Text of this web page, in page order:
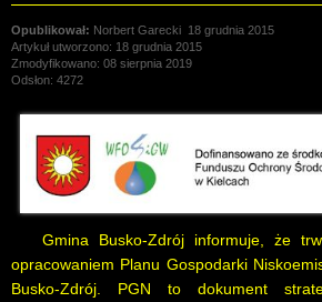
Norbert Garecki 18 grudnia 2015
Artykuł utworzono: 18 grudnia 2015
Zmodyfikowano: 08 sierpnia 2019
Odsłon: 4272
Gmina Busko-Zdrój informuje, że
opracowaniem Planu Gospodarki
Busko-Zdrój. PGN to dokument